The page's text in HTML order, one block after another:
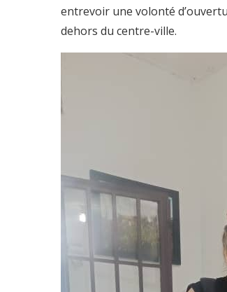
entrevoir une volonté
dehors du centre-ville.